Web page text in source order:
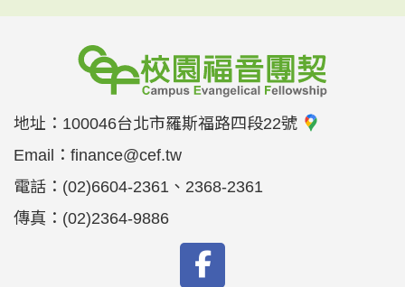
地址： 100046台北市羅斯福路四段22號
Email： finance@cef.tw
電話： (02)6604-2361、2368-2361
傳真： (02)2364-9886